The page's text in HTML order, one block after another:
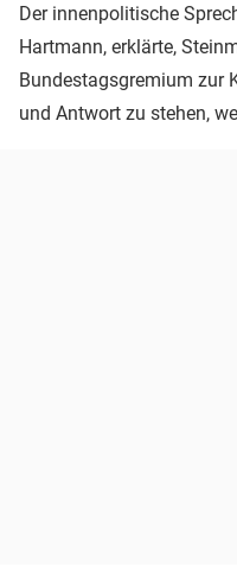
Der innenpolitische
Hartmann, erklärte,
Bundestagsgremium zur
und Antwort zu stehen,